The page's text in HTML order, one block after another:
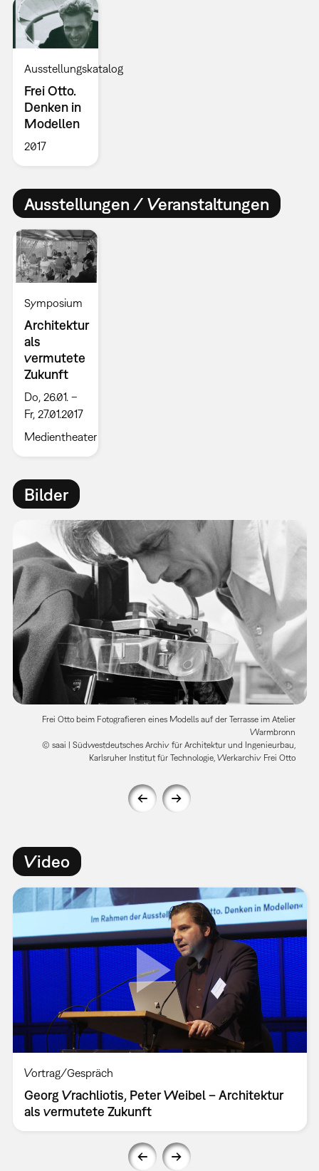
Ausstellungskatalog
Frei Otto.
Denken in
Modellen
2017
Ausstellungen / Veranstaltungen
Symposium
Architektur
als
vermutete
Zukunft
Do, 26.01. –
Fr, 27.01.2017
Medientheater
Bilder
Frei Otto beim Fotografieren eines Modells auf der Terrasse im Atelier
Warmbronn
© saai | Südwestdeutsches Archiv für Architektur und Ingenieurbau,
Karlsruher Institut für Technologie, Werkarchiv Frei Otto
Video
Vortrag/Gespräch
Georg Vrachliotis, Peter Weibel – Architektur
als vermutete Zukunft